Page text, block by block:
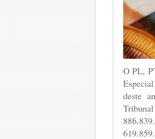
O PL,
deste